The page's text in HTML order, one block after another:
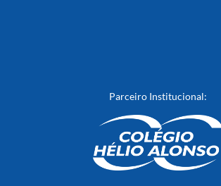
Parceiro Institucional: